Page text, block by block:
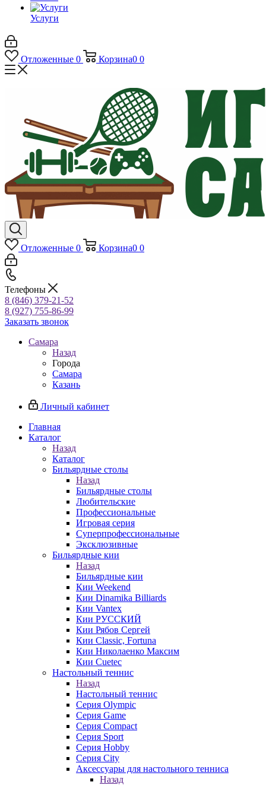
Услуги
Отложенные 0 Корзина0 0
Отложенные 0 Корзина0 0
Телефоны
8 (846) 379-21-52
8 (927) 755-86-99
Заказать звонок
Самара
Назад
Города
Самара
Казань
Личный кабинет
Главная
Каталог
Назад
Каталог
Бильярдные столы
Назад
Бильярдные столы
Любительские
Профессиональные
Игровая серия
Суперпрофессиональные
Эксклюзивные
Бильярдные кии
Назад
Бильярдные кии
Кии Weekend
Кии Dinamika Billiards
Кии Vantex
Кии РУССКИЙ
Кии Рябов Сергей
Кии Classic, Fortuna
Кии Николаенко Максим
Кии Cuetec
Настольный теннис
Назад
Настольный теннис
Серия Olympic
Серия Game
Серия Compact
Серия Sport
Серия Hobby
Серия City
Аксессуары для настольного тенниса
Назад